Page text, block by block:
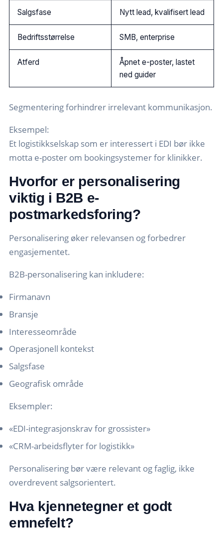
Salgsfase Nytt lead, kvalifisert lead
Bedriftsstørrelse SMB, enterprise
Atferd
Åpnet e-poster, lastet
ned guider
Segmentering forhindrer irrelevant kommunikasjon.
Eksempel:
Et logistikkselskap som er interessert i EDI bør ikke
motta e-poster om bookingsystemer for klinikker.
Hvorfor er personalisering
viktig i B2B e-
postmarkedsforing?
Personalisering øker relevansen og forbedrer
engasjementet.
B2B-personalisering kan inkludere:
Firmanavn
Bransje
Interesseområde
Operasjonell kontekst
Salgsfase
Geografisk område
Eksempler:
«EDI-integrasjonskrav for grossister»
«CRM-arbeidsflyter for logistikk»
Personalisering bør være relevant og faglig, ikke
overdrevent salgsorientert.
Hva kjennetegner et godt
emnefelt?